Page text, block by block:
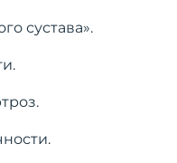
сустава».